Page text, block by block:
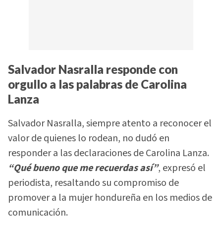
Salvador Nasralla responde con
orgullo a las palabras de Carolina
Lanza
Salvador Nasralla, siempre atento a reconocer el
valor de quienes lo rodean, no dudó en
responder a las declaraciones de Carolina Lanza.
“Qué bueno que me recuerdas así”, expresó el
periodista, resaltando su compromiso de
promover a la mujer hondureña en los medios de
comunicación.